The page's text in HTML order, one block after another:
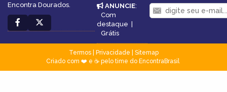
Encontra Dourados.
ANUNCIE:
Com
destaque |
Grátis
Termos| Privacidade
Sitemap
Criado com ❤️ e ☕ pelo time do EncontraBrasil